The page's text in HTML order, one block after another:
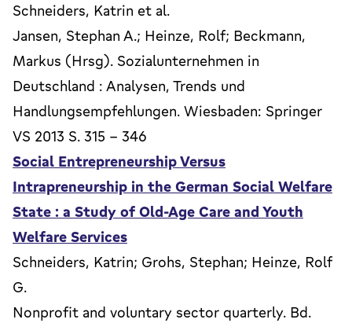
Schneiders, Katrin et al.
Jansen, Stephan A.; Heinze, Rolf; Beckmann,
Markus (Hrsg). Sozialunternehmen in
Deutschland : Analysen, Trends und
Handlungsempfehlungen. Wiesbaden: Springer
VS 2013 S. 315 - 346
Social Entrepreneurship Versus
Intrapreneurship in the German Social Welfare
State : a Study of Old-Age Care and Youth
Welfare Services
Schneiders, Katrin; Grohs, Stephan; Heinze, Rolf
G.
Nonprofit and voluntary sector quarterly. Bd.